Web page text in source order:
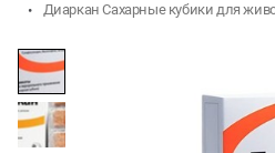
Диаркан Сахарные кубики для